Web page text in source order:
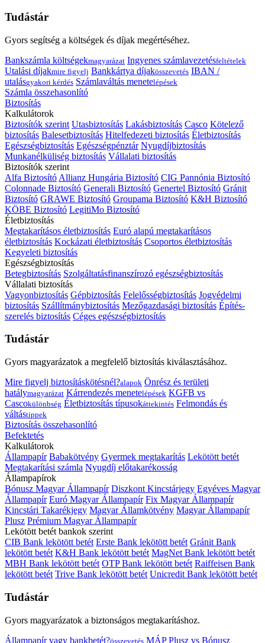
Tudástár
Gyors segítség a költségek és díjak megértéséhez.
Bankszámla költségekmagyarázat Ingyenes számlavezetésfeltételek
Utalási díjakmire figyelj Bankkártya díjakösszevetés IBAN /
utalásgyakori kérdés Számlaváltás menetelépések
Számla összehasonlító
Biztosítás
Kalkulátorok
Biztosítók szerint Utasbiztosítás Lakásbiztosítás Casco Kötelező
biztosítás Balesetbiztosítás Hitelfedezeti biztosítás Életbiztosítás
Egészségbiztosítás Egészségpénztár Nyugdíjbiztosítás
Munkanélküliség biztosítás Vállalati biztosítás
Biztosítók szerint
Alfa Biztosító Allianz Hungária Biztosító CIG Pannónia Biztosító
Colonnade Biztosító Generali Biztosító Genertel Biztosító Gránit
Biztosító GRAWE Biztosító Groupama Biztosító K&H Biztosító
KÖBE Biztosító LegitiMo Biztosító
Életbiztosítás
Megtakarításos életbiztosítás Euró alapú megtakarításos
életbiztosítás Kockázati életbiztosítás Csoportos életbiztosítás
Kegyeleti biztosítás
Egészségbiztosítás
Betegbiztosítás Szolgáltatásfinanszírozó egészségbiztosítás
Vállalati biztosítás
Vagyonbiztosítás Gépbiztosítás Felelősségbiztosítás Jogvédelmi
biztosítás Szállítmánybiztosítás Mezőgazdasági biztosítás Építés-
szerelés biztosítás Céges egészségbiztosítás
Tudástár
Gyors magyarázatok a megfelelő biztosítás kiválasztásához.
Mire figyelj biztosításkötésnél?alapok Önrész és területi
hatálymagyarázat Kárrendezés menetelépések KGFB vs
Cascokülönbség Életbiztosítás típusokáttekintés Felmondás és
váltástippek
Biztosítás összehasonlító
Befektetés
Kalkulátorok
Állampapír Babakötvény Gyermek megtakarítás Lekötött betét
Megtakarítási számla Nyugdíj előtakarékosság
Állampapírok
Bónusz Magyar Állampapír Diszkont Kincstárjegy Egyéves Magyar
Állampapír Euró Magyar Állampapír Fix Magyar Állampapír
Kincstári Takarékjegy Magyar Államkötvény Magyar Állampapír
Plusz Prémium Magyar Állampapír
Lekötött betét bankok szerint
CIB Bank lekötött betét Erste Bank lekötött betét Gránit Bank
lekötött betét K&H Bank lekötött betét MagNet Bank lekötött betét
MBH Bank lekötött betét OTP Bank lekötött betét Raiffeisen Bank
lekötött betét Trive Bank lekötött betét Unicredit Bank lekötött betét
Tudástár
Gyors magyarázatok a biztonságos megtakarításhoz.
Állampapír vagy bankbetét?összevetés MÁP Plusz vs Bónusz